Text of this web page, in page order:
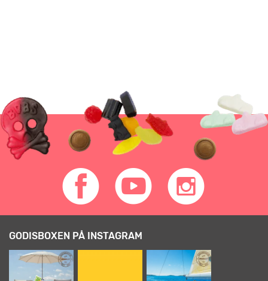
GODISBOXEN PÅ INSTAGRAM